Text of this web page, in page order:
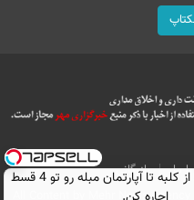
ما
بازرگانی
All Content by Mehr News
اجاره‌ قسطی ویلا! از کلبه تا آپارتمان مبله رو تو 4 قسط